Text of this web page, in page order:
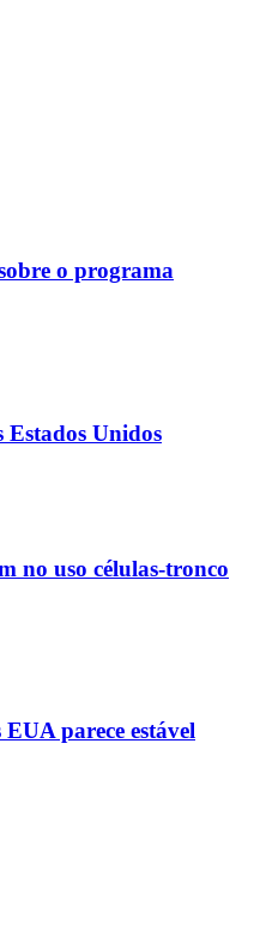
o programa
Estados Unidos
no uso células-tronco
parece estável